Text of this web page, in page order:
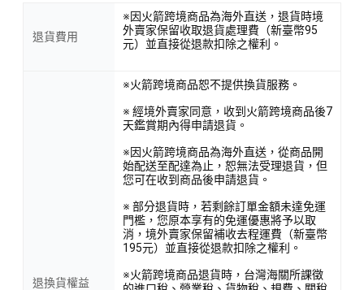
退貨費用
※因火箭跨境商品為海外直送，退貨時境
外賣家保留收取退貨處理費（新臺幣95
元）並直接從退款扣除之權利。
退換貨權益
※火箭跨境商品恕不提供換貨服務。
※ 經境外賣家同意，收到火箭跨境商品後7
天鑑賞期內得申請退貨。
※因火箭跨境商品為海外直送，從商品開
始配送至配達為止，恕無法受理退貨，但
您可在收到商品後申請退貨。
※ 部分退貨時，若剩餘訂單金額未達免運
門檻，您原本享有的免運優惠將予以取
消，境外賣家保留補收去程運費（新臺幣
195元）並直接從退款扣除之權利。
※火箭跨境商品退貨時，台灣海關所課徵